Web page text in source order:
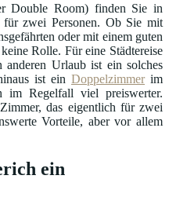
Double Room) finden Sie in
zwei Personen. Ob Sie mit
oder mit einem guten
Rolle. Für eine Städtereise
Urlaub ist ein solches
ist ein Doppelzimmerim
im Regelfall viel preiswerter.
das eigentlich für zwei
Vorteile, aber vor allem
ein